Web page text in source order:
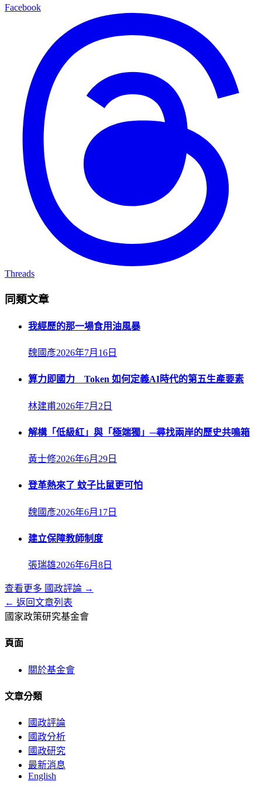
Facebook
Threads
同類文章
我經歷的那一場食用油風暴
魏國彥2026年7月16日
算力即國力 Token 如何定義AI時代的第五生產要素
林建甫2026年7月2日
解構「低級紅」與「極端獨」─尋找兩岸的歷史共鳴箱
黃士修2026年6月29日
登革熱來了 蚊子比鼠更可怕
魏國彥2026年6月17日
建立保障教師制度
張瑞雄2026年6月8日
查看更多 國政評論 →
← 返回文章列表
國家政策研究基金會
頁面
關於基金會
文章分類
國政評論
國政分析
國政研究
最新消息
English